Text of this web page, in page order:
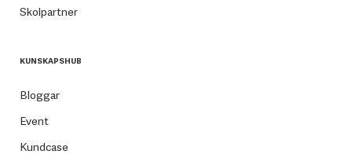
Skolpartner
KUNSKAPSHUB
Bloggar
Event
Kundcase